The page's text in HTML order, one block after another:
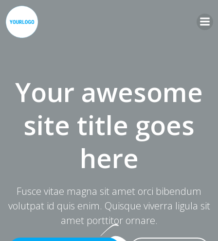
Your awesome
site title goes
here
Fusce vitae magna sit amet orci bibendum
volutpat id quis enim. Quisque viverra ligula sit
amet porttitor ornare.